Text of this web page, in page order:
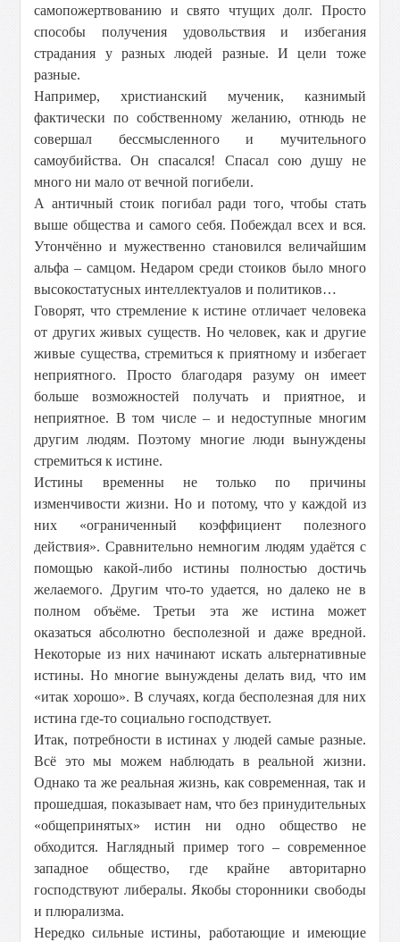
самопожертвованию и свято чтущих долг. Просто
способы получения удовольствия и избегания
страдания у разных людей разные. И цели тоже
разные.
Например, христианский мученик, казнимый
фактически по собственному желанию, отнюдь не
совершал бессмысленного и мучительного
самоубийства. Он спасался! Спасал сою душу не
много ни мало от вечной погибели.
А античный стоик погибал ради того, чтобы стать
выше общества и самого себя. Побеждал всех и вся.
Утончённо и мужественно становился величайшим
альфа – самцом. Недаром среди стоиков было много
высокостатусных интеллектуалов и политиков…
Говорят, что стремление к истине отличает человека
от других живых существ. Но человек, как и другие
живые существа, стремиться к приятному и избегает
неприятного. Просто благодаря разуму он имеет
больше возможностей получать и приятное, и
неприятное. В том числе – и недоступные многим
другим людям. Поэтому многие люди вынуждены
стремиться к истине.
Истины временны не только по причины
изменчивости жизни. Но и потому, что у каждой из
них «ограниченный коэффициент полезного
действия». Сравнительно немногим людям удаётся с
помощью какой-либо истины полностью достичь
желаемого. Другим что-то удается, но далеко не в
полном объёме. Третьи эта же истина может
оказаться абсолютно бесполезной и даже вредной.
Некоторые из них начинают искать альтернативные
истины. Но многие вынуждены делать вид, что им
«итак хорошо». В случаях, когда бесполезная для них
истина где-то социально господствует.
Итак, потребности в истинах у людей самые разные.
Всё это мы можем наблюдать в реальной жизни.
Однако та же реальная жизнь, как современная, так и
прошедшая, показывает нам, что без принудительных
«общепринятых» истин ни одно общество не
обходится. Наглядный пример того – современное
западное общество, где крайне авторитарно
господствуют либералы. Якобы сторонники свободы
и плюрализма.
Нередко сильные истины, работающие и имеющие